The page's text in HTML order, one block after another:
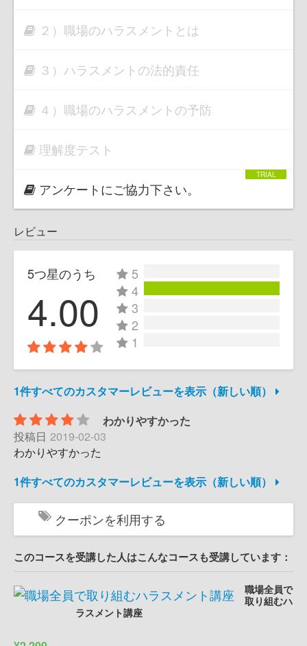
２）職場のハラスメントとは
３）ハラスメントの法的責任
４）職場のハラスメントの予防
理解度テスト
アンケートにご協力下さい。
レビュー
5つ星のうち
4.00
5
4
3
2
1
1件すべてのカスタマーレビューを表示（新しい順）
わかりやすかった
投稿日 2019-02-03
わかりやすかった
1件すべてのカスタマーレビューを表示（新しい順）
クーポンを利用する
このコースを受講した人はこんなコースも受講しています：
職場全員で
取り組むハ
ラスメント講座